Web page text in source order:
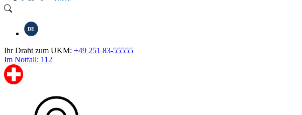
DE
Ihr Draht zum UKM: +49 251 83-55555
Im Notfall: 112